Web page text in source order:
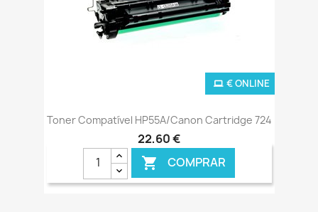
Toner Compatível HP55A/Canon Cartridge 724
22,60 €
 COMPRAR
€ ONLINE